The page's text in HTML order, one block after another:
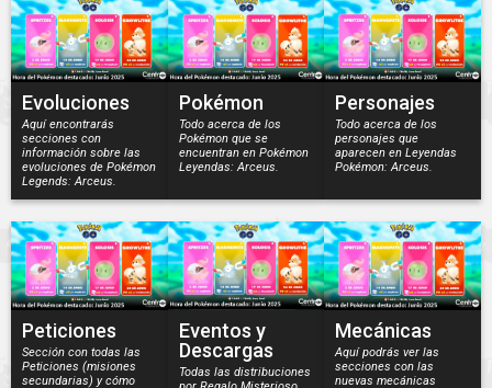
Evoluciones
Aquí encontrarás
secciones con
información sobre las
evoluciones de Pokémon
Legends: Arceus.
Pokémon
Todo acerca de los
Pokémon que se
encuentran en Pokémon
Leyendas: Arceus.
Personajes
Todo acerca de los
personajes que
aparecen en Leyendas
Pokémon: Arceus.
Peticiones
Sección con todas las
Peticiones (misiones
secundarias) y cómo
Eventos y
Descargas
Todas las distribuciones
Mecánicas
Aquí podrás ver las
secciones con las
nuevas mecánicas